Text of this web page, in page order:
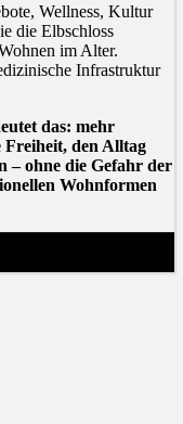
Wellness, Kultur
die Elbschloss
im Alter.
Infrastruktur
das: mehr
Freiheit, den Alltag
– ohne die Gefahr der
Wohnformen